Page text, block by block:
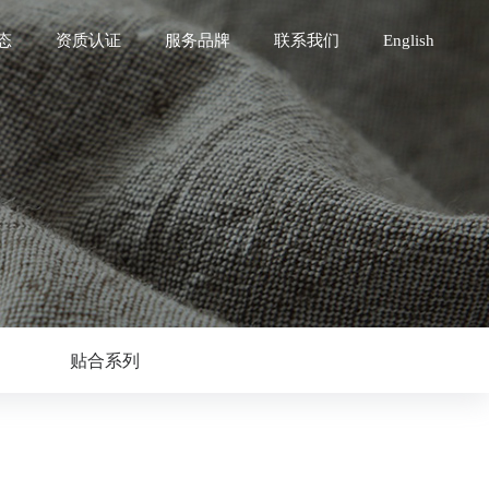
资质认证 服务品牌 联系我们 English
贴合系列